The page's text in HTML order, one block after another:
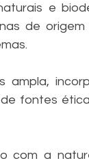
e
de
fontes
com a